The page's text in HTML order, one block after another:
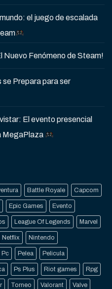
el juego de escalada
Nuevo Fenómeno de Steam!
se Prepara para ser
El evento presencial
MegaPlaza
Battle Royale Capcom
Epic Games Evento
League Of Legends Marvel
Netflix Nintendo
Pc Pelea Pelicula
Ps Plus Riot games Rpg
Torneo Valorant Valve